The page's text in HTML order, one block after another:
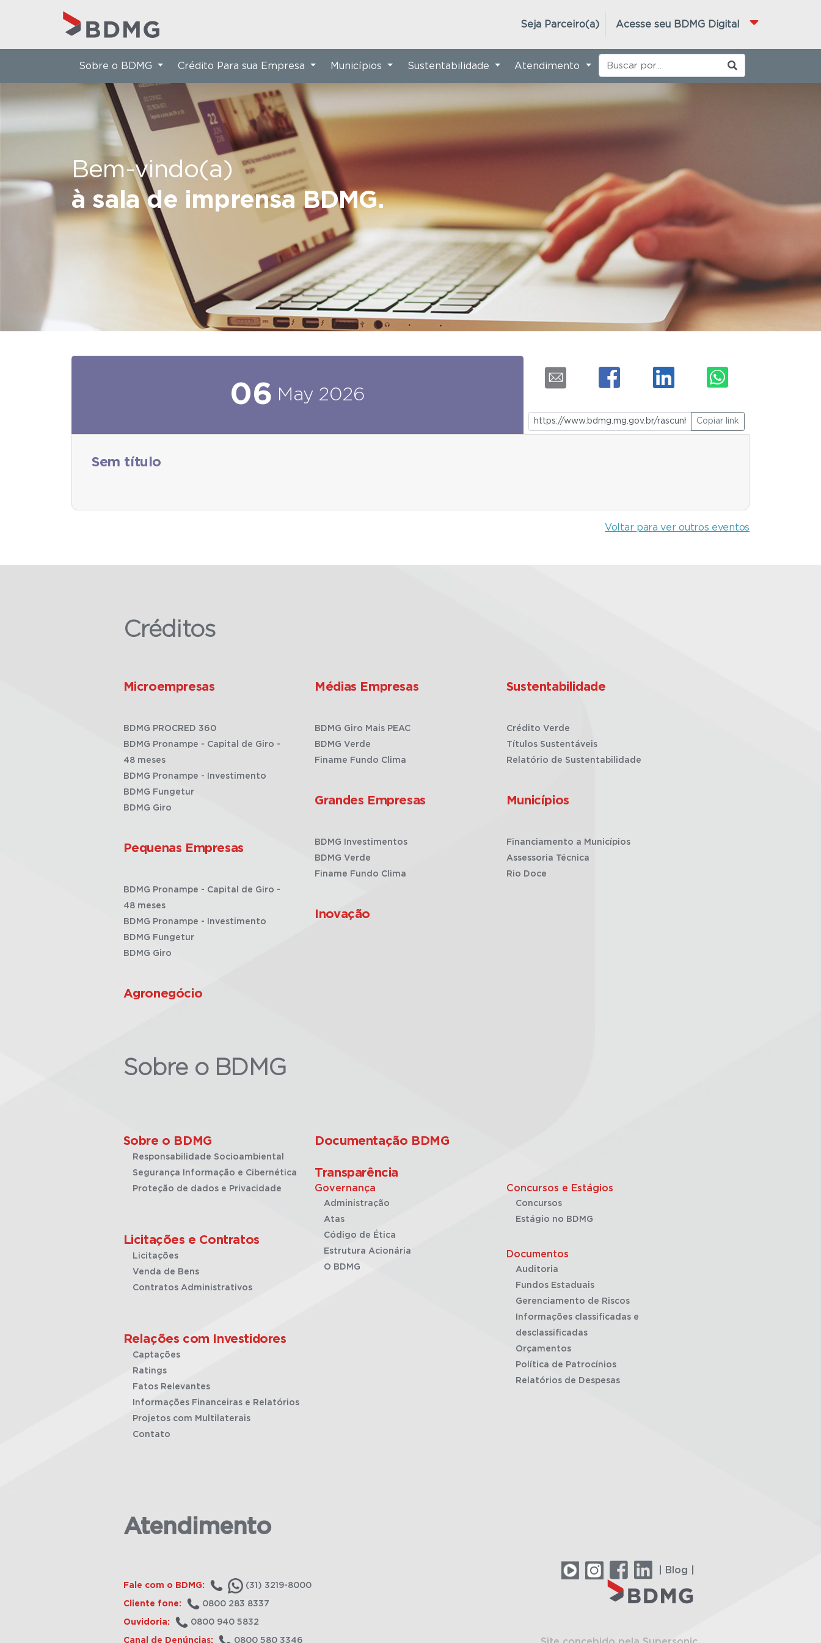
Acesse seu BDMG Digital
Seja Parceiro(a)
Bem-vindo(a)
à sala de imprensa BDMG.
Sobre o BDMG Crédito Para sua Empresa Municípios Sustentabilidade Atendimento
06 May 2026
Copiar link
Sem título
Voltar para ver outros eventos
Créditos
Microempresas
BDMG PROCRED 360
BDMG Pronampe - Capital de Giro -
48 meses
BDMG Pronampe - Investimento
BDMG Fungetur
BDMG Giro
Pequenas Empresas
BDMG Pronampe - Capital de Giro -
48 meses
BDMG Pronampe - Investimento
BDMG Fungetur
BDMG Giro
Agronegócio
Médias Empresas
BDMG Giro Mais PEAC
BDMG Verde
Finame Fundo Clima
Grandes Empresas
BDMG Investimentos
BDMG Verde
Finame Fundo Clima
Inovação
Sustentabilidade
Crédito Verde
Títulos Sustentáveis
Relatório de Sustentabilidade
Municípios
Financiamento a Municípios
Assessoria Técnica
Rio Doce
Sobre o BDMG
Sobre o BDMG
Responsabilidade Socioambiental
Segurança Informação e Cibernética
Proteção de dados e Privacidade
Licitações e Contratos
Licitações
Venda de Bens
Contratos Administrativos
Relações com Investidores
Captações
Ratings
Fatos Relevantes
Informações Financeiras e Relatórios
Projetos com Multilaterais
Contato
Documentação BDMG
Transparência
Governança
Administração
Atas
Código de Ética
Estrutura Acionária
O BDMG
Concursos e Estágios
Concursos
Estágio no BDMG
Documentos
Auditoria
Fundos Estaduais
Gerenciamento de Riscos
Informações classificadas e
desclassificadas
Orçamentos
Política de Patrocínios
Relatórios de Despesas
Atendimento
Fale com o BDMG: (31) 3219-8000
Cliente fone: 0800 283 8337
Ouvidoria: 0800 940 5832
Canal de Denúncias: 0800 580 3346
| Blog |